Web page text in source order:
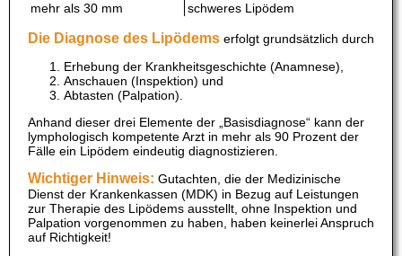
mehr als 30 mm
schweres Lipödem
Die Diagnose des Lipödems erfolgt grundsätzlich durch
Erhebung der Krankheitsgeschichte (Anamnese),
Anschauen (Inspektion) und
Abtasten (Palpation).
Anhand dieser drei Elemente der „Basisdiagnose“ kann der
lymphologisch kompetente Arzt in mehr als 90 Prozent der
Fälle ein Lipödem eindeutig diagnostizieren.
Wichtiger Hinweis: Gutachten, die der Medizinische
Dienst der Krankenkassen (MDK) in Bezug auf Leistungen
zur Therapie des Lipödems ausstellt, ohne Inspektion und
Palpation vorgenommen zu haben, haben keinerlei Anspruch
auf Richtigkeit!